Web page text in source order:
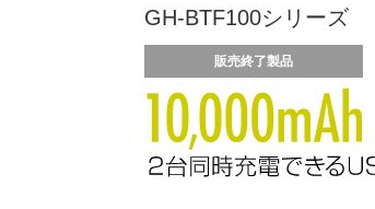
GH-BTF100シリーズ
販売終了製品